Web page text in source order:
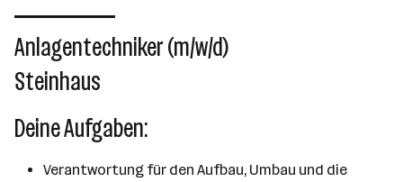
2501 - 10000 Mitarbeiter*innen
Pettenbach
Anlagentechniker (m/w/d)
Steinhaus
Deine Aufgaben:
Verantwortung für den Aufbau, Umbau und die